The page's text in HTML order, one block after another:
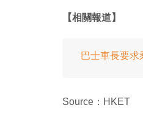
【相關報道】
巴士車長要
Source：HKET